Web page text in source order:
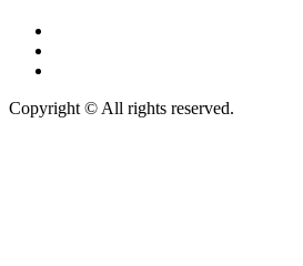
Copyright © All rights reserved.